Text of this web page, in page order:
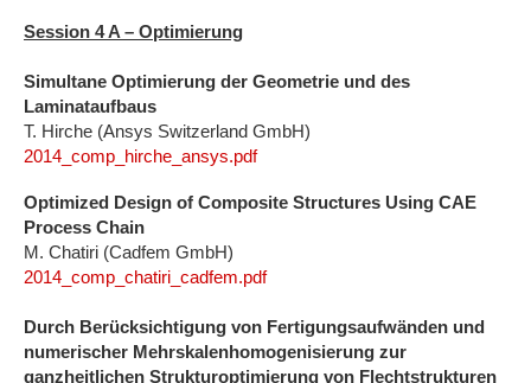
Session 4 A – Optimierung
Simultane Optimierung der Geometrie und des
Laminataufbaus
T. Hirche (Ansys Switzerland GmbH)
2014_comp_hirche_ansys.pdf
Optimized Design of Composite Structures Using CAE
Process Chain
M. Chatiri (Cadfem GmbH)
2014_comp_chatiri_cadfem.pdf
Durch Berücksichtigung von Fertigungsaufwänden und
numerischer Mehrskalenhomogenisierung zur
ganzheitlichen Strukturoptimierung von Flechtstrukturen